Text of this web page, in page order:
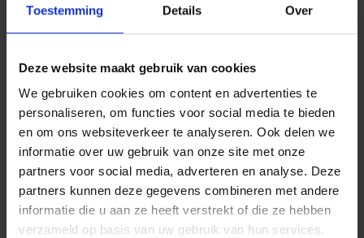
Toestemming Details Over
Deze website maakt gebruik van cookies
We gebruiken cookies om content en advertenties te
personaliseren, om functies voor social media te bieden
en om ons websiteverkeer te analyseren. Ook delen we
informatie over uw gebruik van onze site met onze
partners voor social media, adverteren en analyse. Deze
partners kunnen deze gegevens combineren met andere
informatie die u aan ze heeft verstrekt of die ze hebben
verzameld op basis van uw gebruik van hun services.
Overtuigd? Nieuwsgierig? Vraag raad aan
Gepersonaliseerd advies
Hulp bij schade
In uw buurt